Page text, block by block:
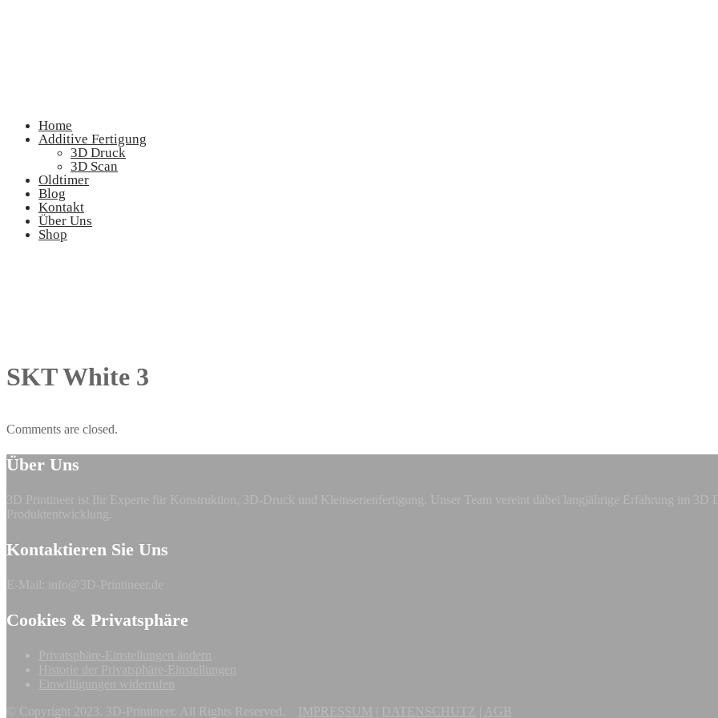
Home
Additive Fertigung
3D Druck
3D Scan
Oldtimer
Blog
Kontakt
Über Uns
Shop
SKT White 3
Comments are closed.
Über Uns
3D Printineer ist Ihr Experte für Konstruktion, 3D-Druck und Kleinserienfertigung. Unser Team vereint dabei langjährige Erfahrung im
Produktentwicklung.
Kontaktieren Sie Uns
E-Mail: info@3D-Printineer.de
Cookies & Privatsphäre
Privatsphäre-Einstellungen ändern
Historie der Privatsphäre-Einstellungen
Einwilligungen widerrufen
© Copyright 2023. 3D-Printineer. All Rights Reserved.
IMPRESSUM DATENSCHUTZ AGB